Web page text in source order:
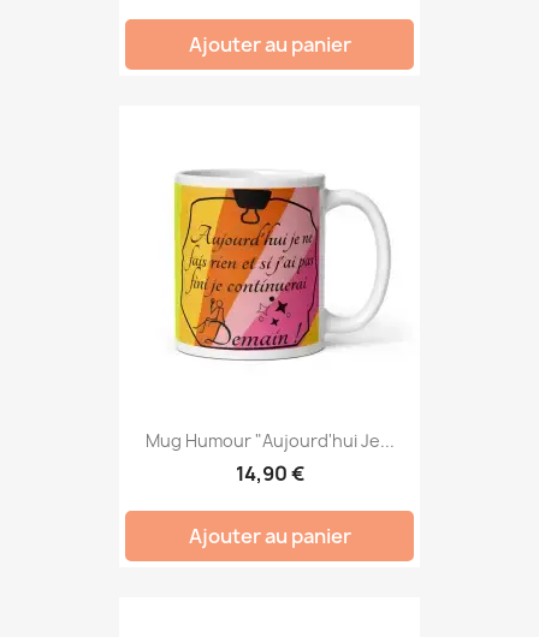
Ajouter au panier
Mug Humour "Aujourd'hui Je...
14,90 €
Ajouter au panier